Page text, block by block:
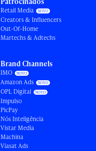
Retail Media
Creators & Influencers
Out-Of-Home
Martechs & Adtechs
Brand Channels
IMO
Amazon Ads
OPL Digital
Impulso
PicPay
Nós Inteligência
Vistar Media
Machina
Viasat Ads